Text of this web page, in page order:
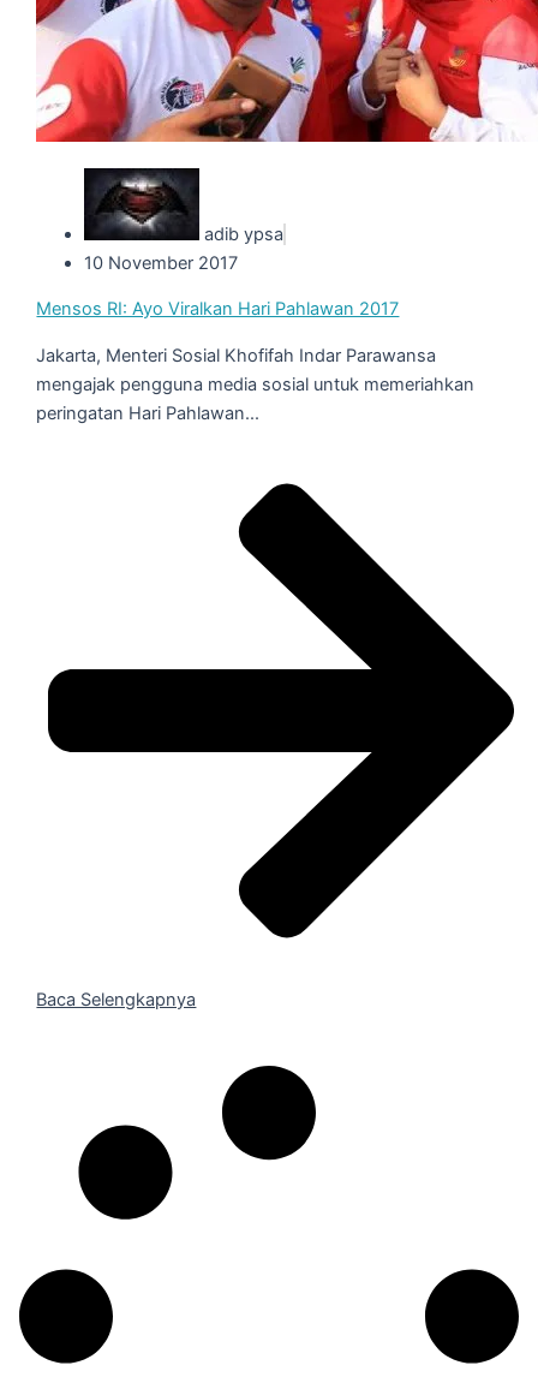
adib ypsa
10 November 2017
Mensos RI: Ayo Viralkan Hari Pahlawan 2017
Jakarta, Menteri Sosial Khofifah Indar Parawansa
mengajak pengguna media sosial untuk memeriahkan
peringatan Hari Pahlawan...
Baca Selengkapnya